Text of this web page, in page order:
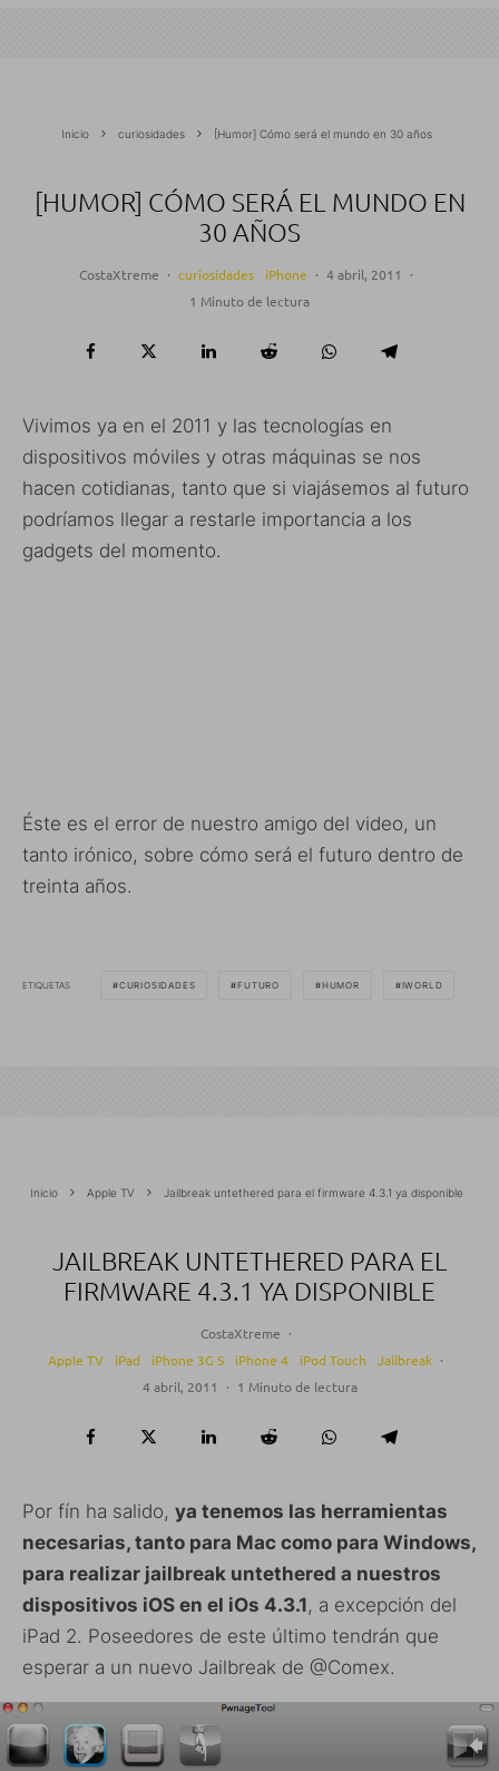
Inicio curiosidades [Humor] Cómo será el mundo en 30 años
[HUMOR] CÓMO SERÁ EL MUNDO EN
30 AÑOS
CostaXtreme · curiosidades iPhone · 4 abril, 2011
·
1 Minuto de lectura
Vivimos ya en el 2011 y las tecnologías en
dispositivos móviles y otras máquinas se nos
hacen cotidianas, tanto que si viajásemos al futuro
podríamos llegar a restarle importancia a los
gadgets del momento.
Éste es el error de nuestro amigo del video, un
tanto irónico, sobre cómo será el futuro dentro de
treinta años.
ETIQUETAS CURIOSIDADES FUTURO HUMOR IWORLD
Inicio Apple TV Jailbreak untethered para el firmware 4.3.1 ya disponible
JAILBREAK UNTETHERED PARA EL
FIRMWARE 4.3.1 YA DISPONIBLE
CostaXtreme ·
Apple TV
iPad iPhone 3G S iPhone 4 iPod Touch Jailbreak ·
4 abril, 2011
· 1 Minuto de lectura
Por fín ha salido, ya tenemos las herramientas
necesarias, tanto para Mac como para Windows,
para realizar jailbreak untethered a nuestros
dispositivos iOS en el iOs 4.3.1, a excepción del
iPad 2. Poseedores de este último tendrán que
esperar a un nuevo Jailbreak de @Comex.